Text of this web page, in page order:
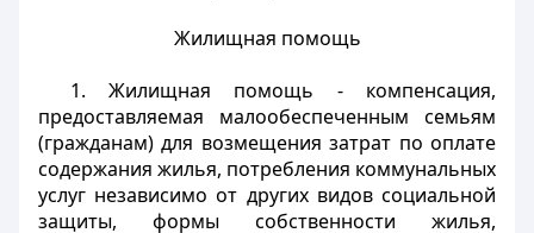
Жилищная помощь
1. Жилищная помощь - компенсация,
предоставляемая малообеспеченным семьям
(гражданам) для возмещения затрат по оплате
содержания жилья, потребления коммунальных
услуг независимо от других видов социальной
защиты, формы собственности жилья,